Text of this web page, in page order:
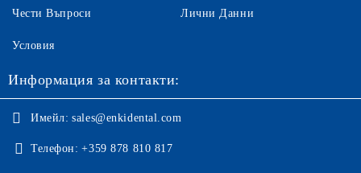
Чести Въпроси Лични Данни
Условия
Информация за контакти:
Имейл: sales@enkidental.com
Телефон: +359 878 810 817